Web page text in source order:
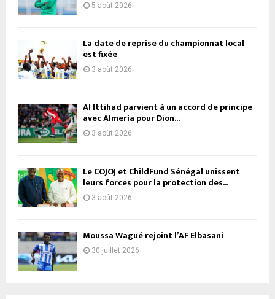
5 août 2026
La date de reprise du championnat local
est fixée
3 août 2026
Al Ittihad parvient à un accord de principe
avec Almería pour Dion...
3 août 2026
Le COJOJ et ChildFund Sénégal unissent
leurs forces pour la protection des...
3 août 2026
Moussa Wagué rejoint l’AF Elbasani
30 juillet 2026